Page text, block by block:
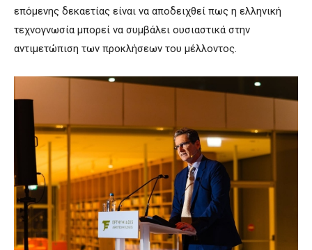
επόμενης δεκαετίας είναι να αποδειχθεί πως η ελληνική
τεχνογνωσία μπορεί να συμβάλει ουσιαστικά στην
αντιμετώπιση των προκλήσεων του μέλλοντος.